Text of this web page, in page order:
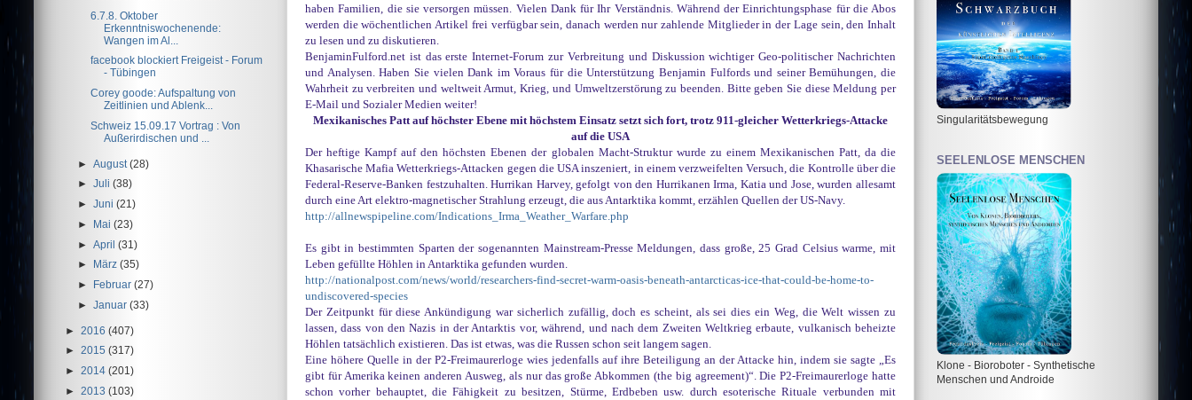
haben Familien, die sie versorgen müssen. Vielen Dank für Ihr Verständnis. Während der Einrichtungsphase für die Abos
werden die wöchentlichen Artikel frei verfügbar sein, danach werden nur zahlende Mitglieder in der Lage sein, den Inhalt
zu lesen und zu diskutieren.
BenjaminFulford.net ist das erste Internet-Forum zur Verbreitung und Diskussion wichtiger Geo-politischer Nachrichten
und Analysen. Haben Sie vielen Dank im Voraus für die Unterstützung Benjamin Fulfords und seiner Bemühungen, die
Wahrheit zu verbreiten und weltweit Armut, Krieg, und Umweltzerstörung zu beenden. Bitte geben Sie diese Meldung per
E-Mail und Sozialer Medien weiter!
Mexikanisches Patt auf höchster Ebene mit höchstem Einsatz setzt sich fort, trotz 911-gleicher Wetterkriegs-Attacke
auf die USA
Der heftige Kampf auf den höchsten Ebenen der globalen Macht-Struktur wurde zu einem Mexikanischen Patt, da die
Khasarische Mafia Wetterkriegs-Attacken gegen die USA inszeniert, in einem verzweifelten Versuch, die Kontrolle über die
Federal-Reserve-Banken festzuhalten. Hurrikan Harvey, gefolgt von den Hurrikanen Irma, Katia und Jose, wurden allesamt
durch eine Art elektro-magnetischer Strahlung erzeugt, die aus Antarktika kommt, erzählen Quellen der US-Navy.
http://allnewspipeline.com/Indications_Irma_Weather_Warfare.php
Es gibt in bestimmten Sparten der sogenannten Mainstream-Presse Meldungen, dass große, 25 Grad Celsius warme, mit
Leben gefüllte Höhlen in Antarktika gefunden wurden.
http://nationalpost.com/news/world/researchers-find-secret-warm-oasis-beneath-antarcticas-ice-that-could-be-home-to-
undiscovered-species
Der Zeitpunkt für diese Ankündigung war sicherlich zufällig, doch es scheint, als sei dies ein Weg, die Welt wissen zu
lassen, dass von den Nazis in der Antarktis vor, während, und nach dem Zweiten Weltkrieg erbaute, vulkanisch beheizte
Höhlen tatsächlich existieren. Das ist etwas, was die Russen schon seit langem sagen.
Eine höhere Quelle in der P2-Freimaurerloge wies jedenfalls auf ihre Beteiligung an der Attacke hin, indem sie sagte „Es
gibt für Amerika keinen anderen Ausweg, als nur das große Abkommen (the big agreement)“. Die P2-Freimaurerloge hatte
schon vorher behauptet, die Fähigkeit zu besitzen, Stürme, Erdbeben usw. durch esoterische Rituale verbunden mit
6.7.8. Oktober
Erkenntniswochenende:
Wangen im Al...
facebook blockiert Freigeist - Forum
- Tübingen
Corey goode: Aufspaltung von
Zeitlinien und Ablenk...
Schweiz 15.09.17 Vortrag : Von
Außerirdischen und ...
► August(28)
►Juli(38)
►Juni(21)
► Mai(23)
►April(31)
►
März(35)
►
Februar(27)
►Januar(33)
► 2016 (407)
► 2015 (317)
► 2014 (201)
► 2013 (103)
Singularitätsbewegung
SEELENLOSE MENSCHEN
Klone - Bioroboter - Synthetische
Menschen und Androide